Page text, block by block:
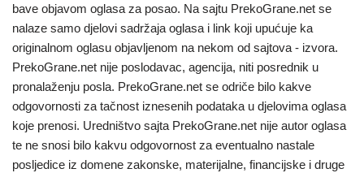
bave objavom oglasa za posao. Na sajtu PrekoGrane.net se
nalaze samo djelovi sadržaja oglasa i link koji upućuje ka
originalnom oglasu objavljenom na nekom od sajtova - izvora.
PrekoGrane.net nije poslodavac, agencija, niti posrednik u
pronalaženju posla. PrekoGrane.net se odriče bilo kakve
odgovornosti za tačnost iznesenih podataka u djelovima oglasa
koje prenosi. Uredništvo sajta PrekoGrane.net nije autor oglasa
te ne snosi bilo kakvu odgovornost za eventualno nastale
posljedice iz domene zakonske, materijalne, financijske i druge